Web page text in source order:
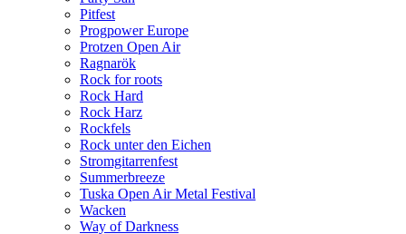
Pitfest
Progpower Europe
Protzen Open Air
Ragnarök
Rock for roots
Rock Hard
Rock Harz
Rockfels
Rock unter den Eichen
Stromgitarrenfest
Summerbreeze
Tuska Open Air Metal Festival
Wacken
Way of Darkness